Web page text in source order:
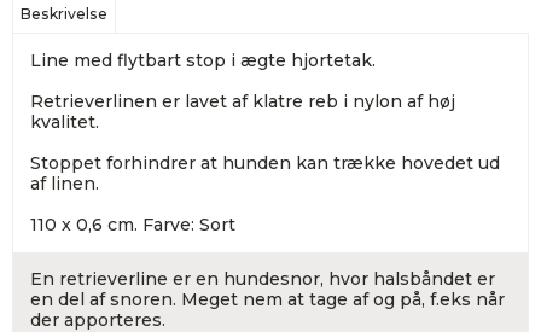
Beskrivelse
Line med flytbart stop i ægte hjortetak.
Retrieverlinen er lavet af klatre reb i nylon af høj
kvalitet.
Stoppet forhindrer at hunden kan trække hovedet ud
af linen.
110 x 0,6 cm. Farve: Sort
En retrieverline er en hundesnor, hvor halsbåndet er
en del af snoren. Meget nem at tage af og på, f.eks når
der apporteres.